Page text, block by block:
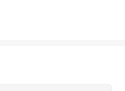
고참인 이민정(박효주)과의 갈
의 잔글씨가 보이지 않고, 급기
을 받게 된 것이다. 늘 연애할